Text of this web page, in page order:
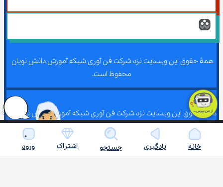
همۀ حقوق این وبسایت نزد شرکت فن آوری شبکه آموزش دانش نویان
محفوظ است.
همۀ حقوق این وبسایت نزد شرکت فن آوری شبکه آموزش دانش نویان
محفوظ است.
خانه یادگیری جستجو اشتراک ورود